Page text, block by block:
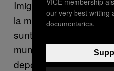
Imigranții sunt foarte
la mine la birou e haos
sunt speriați că Trump
muncă, o să le anuleze
deporteze. Mulți dintre
our very best writing
documentaries.